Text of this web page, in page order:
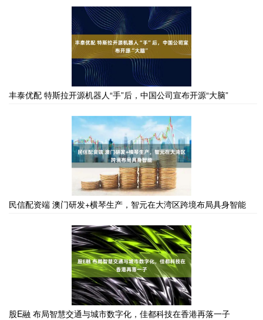
丰泰优配 特斯拉开源机器人“手”后，中国公司宣布开源“大脑”
民信配资端 澳门研发+横琴生产，智元在大湾区跨境布局具身智能
股E融 布局智慧交通与城市数字化，佳都科技在香港再落一子